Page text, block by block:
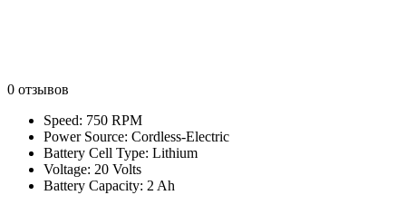
0 отзывов
Speed: 750 RPM
Power Source: Cordless-Electric
Battery Cell Type: Lithium
Voltage: 20 Volts
Battery Capacity: 2 Ah